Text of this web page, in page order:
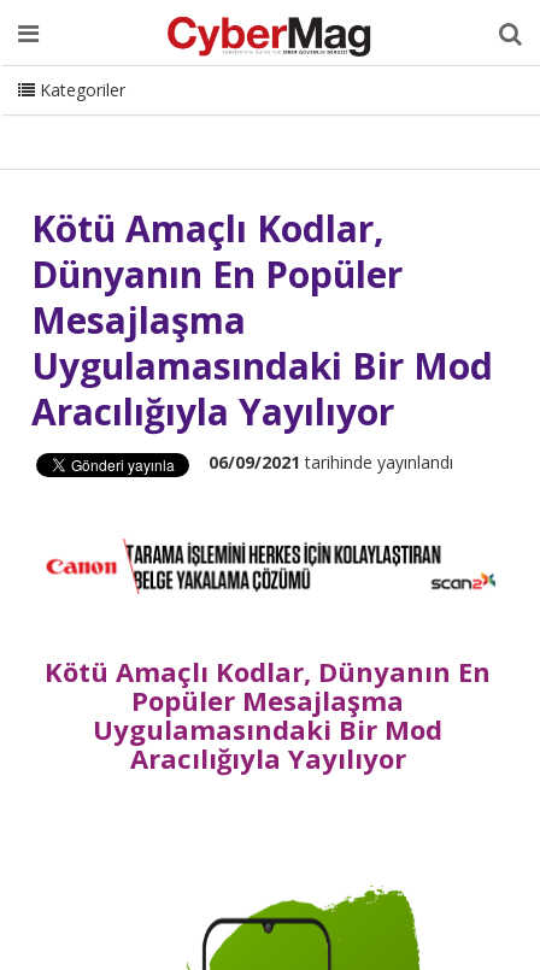
Ana Sayfa Hakkımızda Dergi Editörden
Danışmanlık
ISC Turkey Sizden Gelenler
İletişim
CyberMag Logo
Kategoriler
Kötü Amaçlı Kodlar,
Dünyanın En Popüler
Mesajlaşma
Uygulamasındaki Bir Mod
Aracılığıyla Yayılıyor
06/09/2021 tarihinde yayınlandı
Kötü Amaçlı Kodlar, Dünyanın En
Popüler Mesajlaşma
Uygulamasındaki Bir Mod
Aracılığıyla Yayılıyor